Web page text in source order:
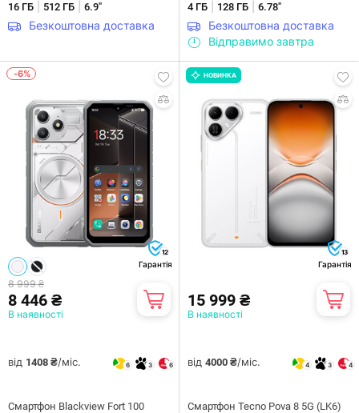
16 ГБ 512 ГБ 6.9"
Безкоштовна доставка
4 ГБ
128 ГБ 6.78"
Безкоштовна доставка
Відправимо завтра
-6%
12
Гарантія
8 999 ₴
8 446 ₴
В наявності
від 1408 ₴/міс. 6 3 6
Смартфон Blackview Fort 100
НОВИНКА
13
Гарантія
15 999 ₴
В наявності
від 4000 ₴/міс. 4 3 4
Смартфон Tecno Pova 8 5G (LK6)